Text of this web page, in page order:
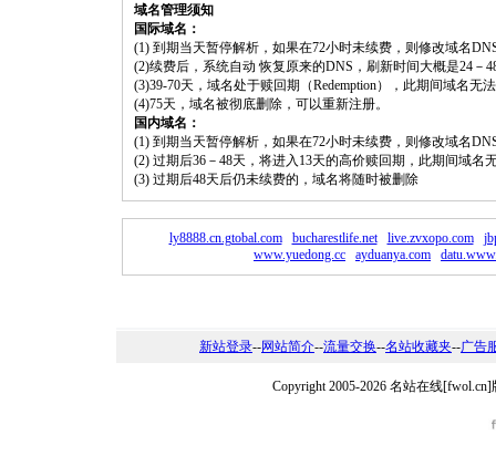
域名管理须知
国际域名：
(1) 到期当天暂停解析，如果在72小时未续费，则修改域名
(2)续费后，系统自动 恢复原来的DNS，刷新时间大概是24－
(3)39-70天，域名处于赎回期（Redemption），此期间域名无
(4)75天，域名被彻底删除，可以重新注册。
国内域名：
(1) 到期当天暂停解析，如果在72小时未续费，则修改域名
(2) 过期后36－48天，将进入13天的高价赎回期，此期间域名
(3) 过期后48天后仍未续费的，域名将随时被删除
ly8888.cn.gtobal.com bucharestlife.net live.zvxopo.com
www.yuedong.cc
ayduanya.com
新站登录--网站简介--流量交换--名站收藏夹--广告
Copyright 2005-2026 名站在线